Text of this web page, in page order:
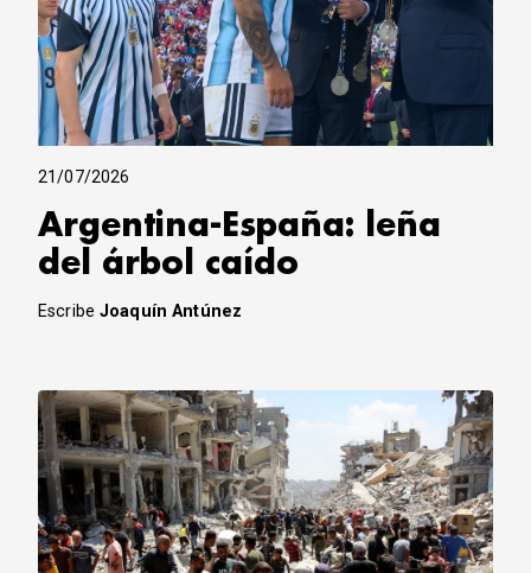
21/07/2026
Argentina-España: leña
del árbol caído
EscribeJoaquín Antúnez